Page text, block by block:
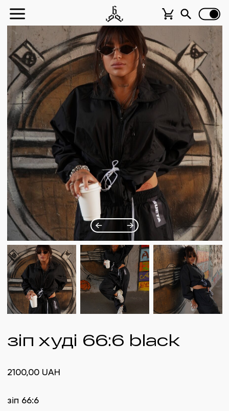
зіп худі 66:6 black
2100,00 UAH
зіп 66:6